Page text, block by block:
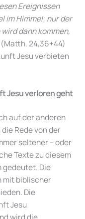
Ereignissen
im Himmel; nur der
dann kommen,
24,36+44)
Jesu verbieten
Jesu verloren geht
auf der anderen
Rede von der
seltener – oder
Texte zu diesem
gedeutet. Die
mit biblischer
Die
Jesu